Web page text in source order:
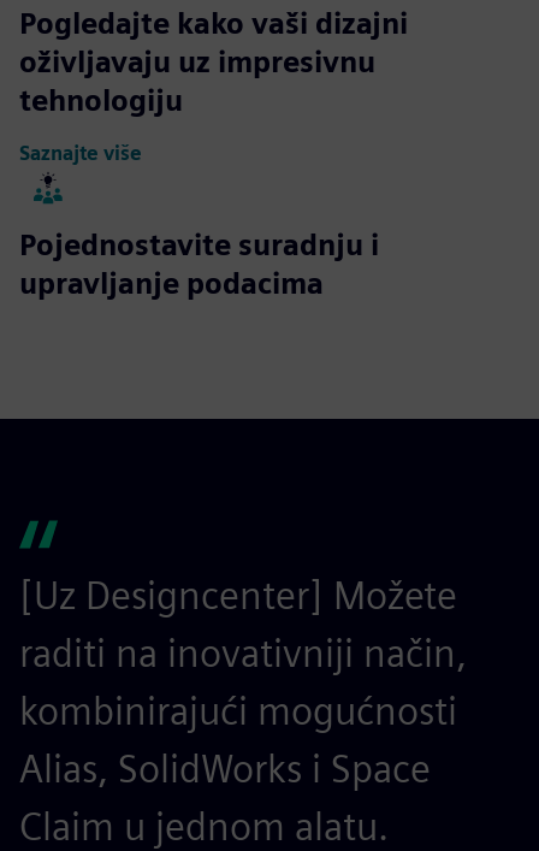
Pogledajte kako vaši dizajni
oživljavaju uz impresivnu
tehnologiju
Saznajte više
Pojednostavite suradnju i
upravljanje podacima
[Uz Designcenter] Možete
raditi na inovativniji način,
kombinirajući mogućnosti
Alias, SolidWorks i Space
Claim u jednom alatu.